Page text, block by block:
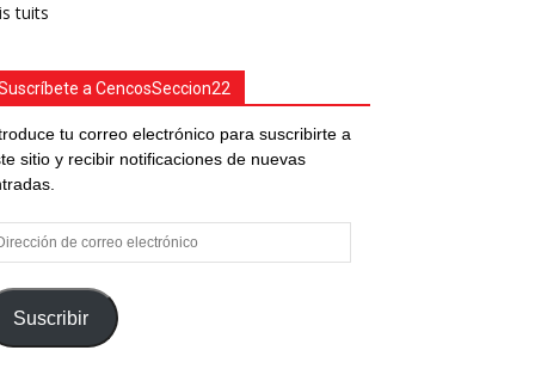
tuits
a CencosSeccion22
tu correo electrónico para suscribirte a
sitio y recibir notificaciones de nuevas
Suscribir